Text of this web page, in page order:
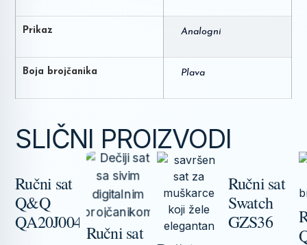
Prikaz Analogni
Boja brojčanika Plava
SLIČNI PROIZVODI
Ručni sat
Q&Q
QA20J004YRučni sat
Ručni sat
Swatch
GZS36